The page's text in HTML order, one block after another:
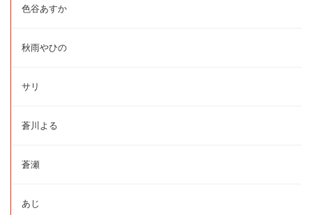
色谷あすか
秋雨やひの
サリ
蒼川よる
蒼瀬
あじ